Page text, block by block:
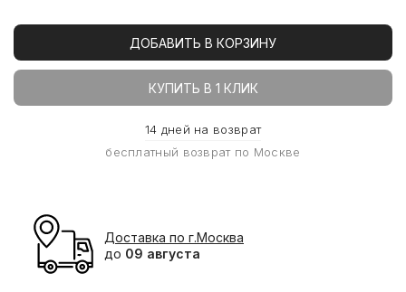
ДОБАВИТЬ В КОРЗИНУ
КУПИТЬ В 1 КЛИК
14 дней на возврат
бесплатный возврат по Москве
Доставка по г.Москва
до 09 августа